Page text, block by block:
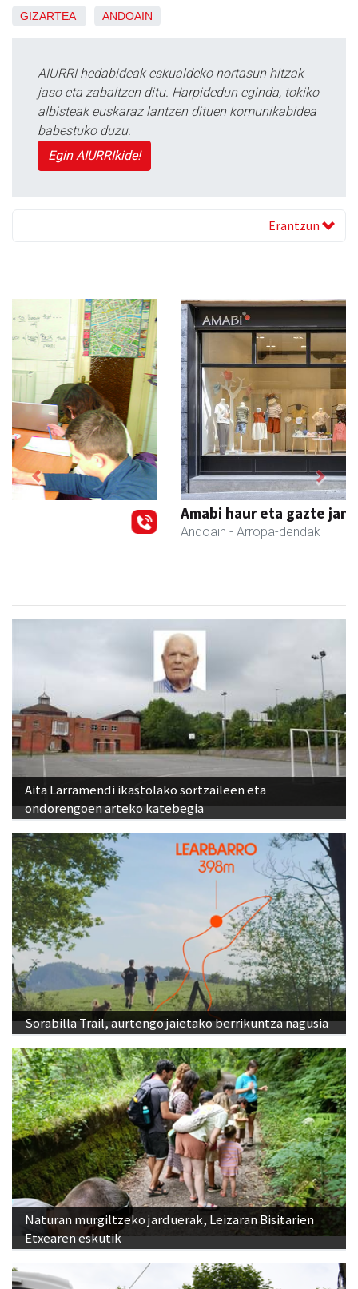
GIZARTEA ANDOAIN
AIURRI hedabideak eskualdeko nortasun hitzak
jaso eta zabaltzen ditu. Harpidedun eginda, tokiko
albisteak euskaraz lantzen dituen komunikabidea
babestuko duzu.
Egin AIURRIkide!
Erantzun
Amabi haur eta gazte jantziak
- Arropa-dendak
Previous Next
Aita Larramendi ikastolako sortzaileen eta
ondorengoen arteko katebegia
Sorabilla Trail, aurtengo jaietako berrikuntza nagusia
Naturan murgiltzeko jarduerak, Leizaran Bisitarien
Etxearen eskutik